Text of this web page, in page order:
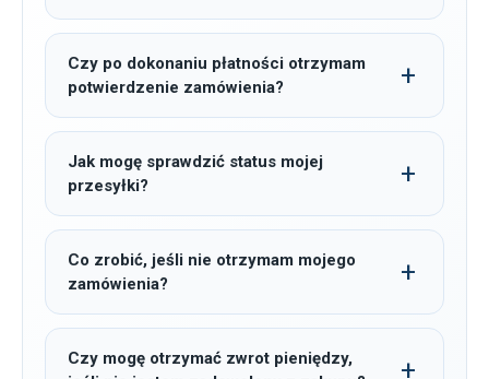
Czy po dokonaniu płatności otrzymam
potwierdzenie zamówienia?
Jak mogę sprawdzić status mojej
przesyłki?
Co zrobić, jeśli nie otrzymam mojego
zamówienia?
Czy mogę otrzymać zwrot pieniędzy,